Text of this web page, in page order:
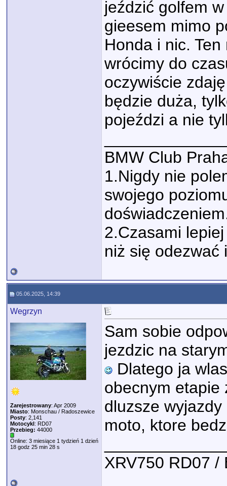
jeździć golfem
gieesem mimo
Honda i nic.
wrócimy do
oczywiście
będzie duża,
pojeździ a nie
BMW Club
1.Nigdy nie
swojego
2.Czasami
niż się odezwać
05.06.2025, 14:39
Wegrzyn
Zarejestrowany: Apr 2009
Miasto: Monschau / Radoszewice
Posty: 2,141
Motocykl: RD07
Przebieg: 44000
Online: 3 miesiące 1 tydzień 1 dzień
18 godz 25 min 28 s
Sam sobie
jezdzic na
Dlatego ja
obecnym etapie
dluzsze
moto, ktore
XRV750 RD07 /